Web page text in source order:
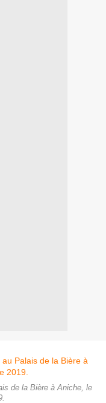
de la Bière à Aniche, le